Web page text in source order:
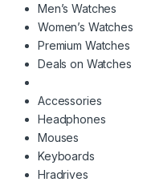
Men’s Watches
Women’s Watches
Premium Watches
Deals on Watches
Accessories
Headphones
Mouses
Keyboards
Hradrives